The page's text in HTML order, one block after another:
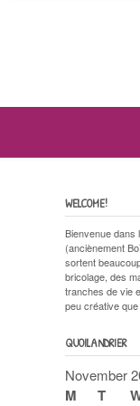
WELCOME!
Bienvenue dans
(anciènement
sortent
bricolage, des
tranches de vie
peu créative que
QUOILANDRIER
November
M T